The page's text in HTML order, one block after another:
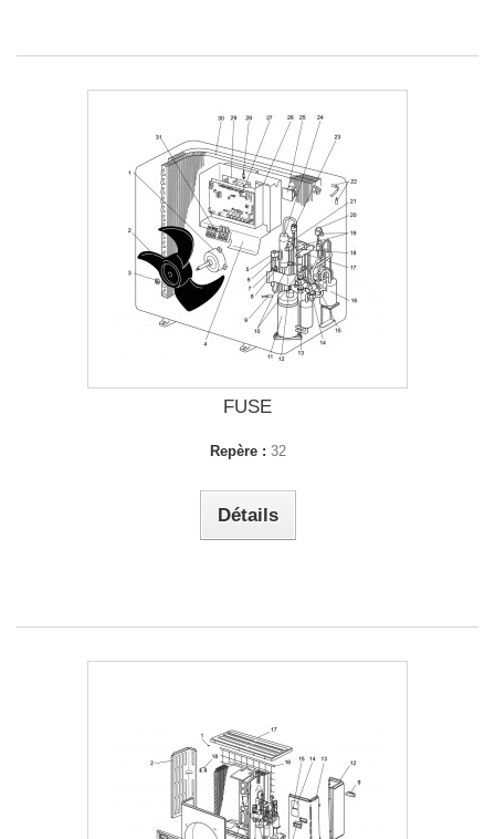
FUSE
Repère : 32
Détails